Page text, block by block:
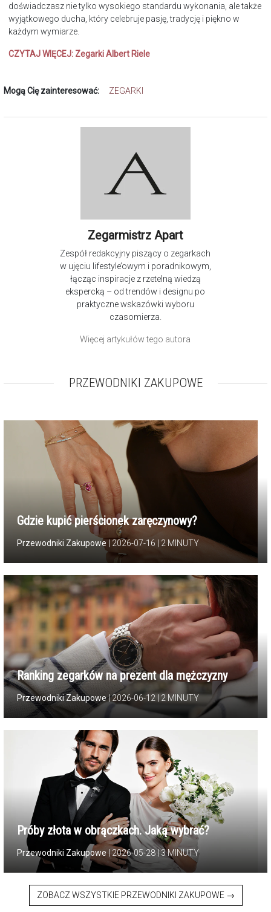
doświadczasz nie tylko wysokiego standardu wykonania, ale także
wyjątkowego ducha, który celebruje pasję, tradycję i piękno w
każdym wymiarze.
CZYTAJ WIĘCEJ: Zegarki Albert Riele
Mogą Cię zainteresować: ZEGARKI
Zegarmistrz Apart
Zespół redakcyjny piszący o zegarkach
w ujęciu lifestyle’owym i poradnikowym,
łącząc inspiracje z rzetelną wiedzą
ekspercką – od trendów i designu po
praktyczne wskazówki wyboru
czasomierza.
Więcej artykułów tego autora
PRZEWODNIKI ZAKUPOWE
Gdzie kupić pierścionek zaręczynowy?
| 2026-07-16 | 2 MINUTY
Ranking zegarków na prezent dla mężczyzny
| 2026-06-12 | 2 MINUTY
Próby złota w obrączkach. Jaką wybrać?
| 2026-05-28 | 3 MINUTY
ZOBACZ WSZYSTKIE PRZEWODNIKI ZAKUPOWE →